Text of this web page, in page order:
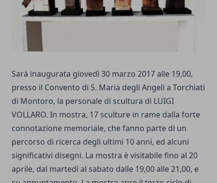
Sarà inaugurata giovedì 30 marzo 2017 alle 19,00, presso il Convento di S. Maria degli Angeli a Torchiati di Montoro, la personale di scultura di LUIGI VOLLARO. In mostra, 17 sculture in rame dalla forte connotazione memoriale, che fanno parte di un percorso di ricerca degli ultimi 10 anni, ed alcuni significativi disegni. La mostra è visitabile fino al 20 aprile, dal martedì al sabato dalle 19,00 alle 21,00, e su appuntamento. La mostra apre il terzo ciclo di MONTORO CONTEMPORANEA, una rassegna di mostre personali di pittura, scultura e fotografia. L’iniziativa – ideata e diretta da Gerardo Fiore, e patrocinata dal Comune e dall’Assessorato alla Cultura della Città di Montoro - è rivolta ad artisti di comprovato talento e riconosciuta carriera, che si sono distinti in tutto il panorama nazionale, che intendono donare il proprio contributo alla crescita della collettività verso i linguaggi dell’Arte Contemporanea. Alla serata, moderata da Anna Ansalone interverranno, oltre all’artista: il Sindaco Mario Bianchino, l’Assessore alla Cultura Raffaele Guariniello, il Direttore della Rassegna Gerardo Fiore. Scrive PASQUALE RUOCCO: ‘L'occasione offertami da Luigi Vollaro è di quelle che ti permettono di tirare le fila di un dialogo prolungatosi negli anni. Un confronto incentrato tra le motivazioni di una ricerca, la sua, fondata sul costante confronto con la materia e le sue possibilità espressive, nonché sulle implicazioni di carattere ambientale che hanno contraddistinto la sua esperienza. E le prospettive di una ipotesi, la mia, di una monumentalità, capace di farsi carico di rinnovate esigenze culturali, fondata su rinnovati valori di carattere ecologico, resiliente, di profonda implicazione antropologica. Di una capacità di resistenza, cioè, a un regime di mediocritas, alle pressioni derivanti da una società sempre più annichilita da ritmi di consumo velocissimi, contraddistinta dalla fugacità delle mode e dalla superficialità delle comunicazioni. In questo senso, del resto, si muoveva la mostra allestita, meno di un anno fa, a Ravello presso il sito archeologico del Monastero della SS. Trinità. L'idea di coinvolgere Luigi Vollaro, assieme a Carmine Piro e le opere di Ugo Marano, muoveva dall'esigenza di proporre un programma culturale finalizzato a riguardare diverse esperienze, materiche e concettuali, sviluppatesi in Campania e nel sud Italia tra la fine degli anni Settanta ed oggi, riflettendo sul valore della materia, del segno e del gesto. Si trattava, ancora, di verificare in tale contesto l'esistenza di una carica immaginativa di carattere fortemente archetipo, di suggestione profondamente mediterranea, carica di elementi ludici ed erotici, ironici e politici. Penso, per citarne qualcuno, a Gerado di Fiore, ad Annibale Oste, a Luigi Mainolfi, a Ugo Marano, a Angelo Casciello, ancora a Michele Peri, a Mimmo Conenna. In un luogo abbandonato, come il sito ravellese, di cui nel tempo se ne era quasi persa la memoria, le opere di Luigi Vollaro – tra le quali ricordo Metamorfosi realizzata in occasione della Biennale di Venezia del 2011 e Fuoco fatuo qui riproposta – emergevano come elementi dal forte carattere simbolico, da sempre appartenuti a quella realtà. Le sue sculture in rame, materiale che da anni permette all'artista di ragionare su dimensioni architettoniche ed ambientali, sembravano generarsi direttamente dal suolo, emanazioni di una vitalità ritrovata, oppure si presentavano come oggetti di forte connotazione memoriale, segni di una nuova possibilità esistenziale per uno spazio restituito alla collettività e alla sua eredità storica. Si verificava sotto gli occhi dello spettatore, coinvolto nell'interpretazione di quelle forme, una sorta di processo di germinazione, di mutazione continua, di crescita costante, amplificato dalla mutevolezza della materia, in particolare del rame nel suo naturale ossidarsi. Elementi in bilico tra il simbolico e l'organico, tra la consistenza dura e immutabile del totem, e la vitalità di un corpo capace di porre domande, di emozionare, di aprirsi al confronto con la collettività, muovendo le corde di una psicologia collettiva che affonda le proprie radici nella terra, che cerca costantemente di tenere in equilibrio l'artificiale con il naturale. Un percorso che, a grandi linee, viene riproposto in questa nuova mostra allestita nel contesto di “Montoro Contemporanea”. A Fuoco fatuo, visibile in diverse versioni, fiamma/organismo tagliente che muove verso l'alto, ad Arpa, ad Ara Pacis, che si mostrano come preziosi oggetti provenienti da chissà quale antica fucina o tempio, o palazzo, si aggiungono alcuni esemplari della serie dei Troni, che da titolo alla mostra, piccole sculturine in equilibrio tra la dimensione ludica del modellare e quelle seducenti e misteriose figure che spesso si affastellano nelle vetrine dei musei archeologici raccontandoci di mondi e modi lontani nel tempo. Sono queste, assieme, a una piccola selezione di disegni, le figure e le forme sulle quali da tempo Vollaro ferma la sua attenzione, cercando nelle lamine di rame nuove possibilità costruttive capaci di sollecitare possibilità narrative che esaltano l'importanza del tempo, di un rapporto con l'ambiente che ci circonda meno mediato da congegni elettronici, di un'esistenza da spendere stimando l'essere più che l'avere. Valori che contraddistinguono del resto la convinzione che la scultura debba farsi spazio nella società; essere elemento connotativo dell'identità collettiva; condividerne memorie e suggerirne prospettive. Di fondo la domanda a cui cerca ancora di rispondere riguarda come debba muoversi il 'corpo' della scultura nella nostra era. Quali valori essa debba essere capace di creare in una società fluida, dove le relazioni si caratterizzano per l'occasionalità e la vitualità. Quali caratteri essa debba per esprimere per affiorare come componente di caratterizzazione identitaria piuttosto che come semplice arredo urbano. L'artista medita, cioè, sulla iperbolica produzione di oggetti capaci - seguendo le riflessioni di Bodei - di soddisfare solo il nostro desiderio di consumo, rispondendo con la ricerca di cose vive nelle quali depositare nuove possibilità di senso.’ LUIGI VOLLARO (Scafati, 1949). Diplomatosi in Scultura presso l’Accademia di Belle Arti di Napoli, allievo di Umberto Mastroianni e di Augusto Perez, comincia ad esporre giovanissimo nel 1966 nella Mostra a tre, tenutasi presso il Circolo Universitario di Scafati. Negli anni della formazione sperimenta materie quali il gesso, il legno e la cartapesta. Del 1972 è la partecipazione alla VIIa Rassegna d’arte del Mezzogiorno, tenutasi al Museo di Villa Pignatelli di Napoli, mentre un anno dopo tiene la prima personale, ospitata dal Centro Arte Incontri di Nola, occasione nella quale espone alcune opere in cartapesta. Del 1979 è l’esordio all’estero, con la presenza ad Exibition Images, organizzata a Great Yarmouth in Gran Bretagna. Dell’inizio degli anni Ottanta sono due personali: la prima al Centro Sud Arte di Scafati e la seconda al Centro Zero di Angri e sarà fra gli artisti selezionati per la Ia Biennale Internazionale di Grafica, allestita al Museo Civico di Riva del Garda. Qualche anno più tardi è a Helsinki nella rassegna Weapons of Art, organizzata dalla Vanaham Gallery, nonché a Salerno, nel 1983, ove espone alla Galleria Etruria alcune incisioni tratte dal ciclo Macchineacchiappanuvole. Sempre nello stesso anno è presente alla mostra Materia di Scultura, promossa dalla Galleria A come Arte di Napoli. Le prime esperienze in terracotta sono della fine degli anni Settanta, materia che segnerà la sua esperienza per quasi un decennio. Rispetto all’uso specifico che Vollaro fa della terracotta Tommaso De Chiaro scriverà, in “Aspetti della terracotta italiana” pubblicato nel 1984 sulla rivista “TerzoOcchio”, che i suoi “segni, iconici e aniconici, sono graffiti sulla pelle di terracotta, tracce dell’acqua e dell’aria, rughe sulla sabbia bagnata e foglie o nuvole leggere che dileguano al vento, orme ritrasmesse come su un calco, quasi per sfioramenti”. A seguire nel 1985 è dapprima alla Expo Arte di Bari e, successivamente, alla collettiva Pastello Oleoso, organizzata dalla Galleria il Campo di Cava de’ Tirreni. Faranno seguito le personali tenute, la prima a Torino allo Studio Caruso, la seconda al Centro di Sarro di Roma seguita da quella alla Pinacoteca comunale di Macerata; più tardi sarà invitato a Nebeneben, rassegna organizzata a Monaco di Baviera. Nel 1986 è invitato alla XI Quadriennale d’Arte di Roma, anno nel quale con Angelo Casciello, Franco Cipriano, Luigi Pagano e Gerardo Vangone, darà vita all’esperienza dell’Officina di Scafati. Nel settembre del 1987 è a Torino ove espone nella rassegna UCRONIA. Nell’articolo apparso sulla rivista “De Sculptura”, dell’aprile 1988, Patrizia Serra scrive: “Luigi Vollaro con il grande tamburo ottenuto proprio ‘suonando’ la materia, sottile argilla musicale in cui sono impresse le impronte della mano, diario di segni ritmici che si estende nella musicalità della struttura dialettica e spartita come emergesse dalla parete, e dedicata ai ‘blues’, dialoghi sull’esistenziale”. Nel 1989 tiene una personale a Palazzo di San Galgano, promossa dall’Università degli Studi di Siena. A cavallo fra gli anni Ottanta e Novanta l’argilla lascia lo spazio al piombo, cambiamento che coincide oltretutto con l’apertura del nuovo atelier al centro di Scafati. Numerose le mostre personali promosse in questo periodo, nelle quali, a fianco alle terrecotte, trovano posto i piombi. Nel 1990 è all’Istituto Grenoble di Napoli, mentre l’anno seguente è allo Spazio Temporaneo di Milano, nonché all’Abbazia di Realvalle di Scafati. Recensendo sul “Giornale” la personale milanese Francesco Tedesco rileva: “La terracotta è per natura una materia calda, il cui modellato indica una partecipazione tattile che invita al contatto diretto, rimandando a operazioni di carattere manuale. In